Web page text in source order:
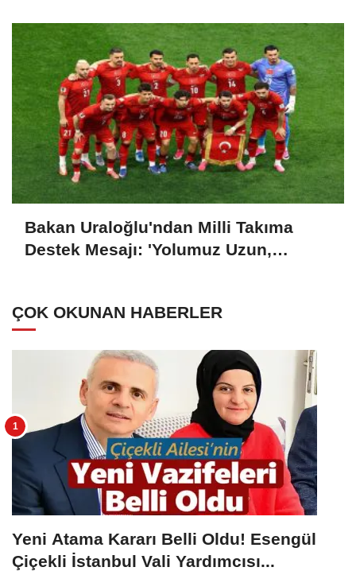
Bakan Uraloğlu'ndan Milli Takıma
Destek Mesajı: 'Yolumuz Uzun,
ÇOK OKUNAN HABERLER
Yeni Atama Kararı Belli Oldu! Esengül
Çiçekli İstanbul Vali Yardımcısı...